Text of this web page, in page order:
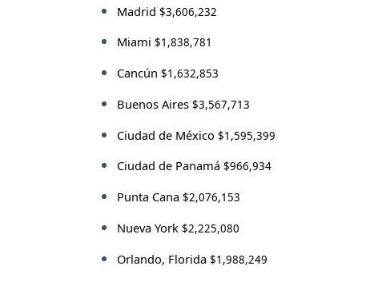
Madrid $3,606,232
Miami $1,838,781
Cancún $1,632,853
Buenos Aires $3,567,713
Ciudad de México $1,595,399
Ciudad de Panamá $966,934
Punta Cana $2,076,153
Nueva York $2,225,080
Orlando, Florida $1,988,249